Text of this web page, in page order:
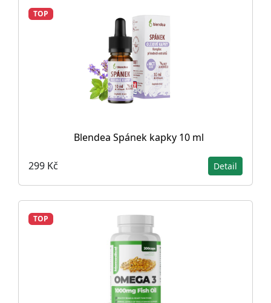
TOP
Blendea Spánek kapky 10 ml
299 Kč Detail
TOP